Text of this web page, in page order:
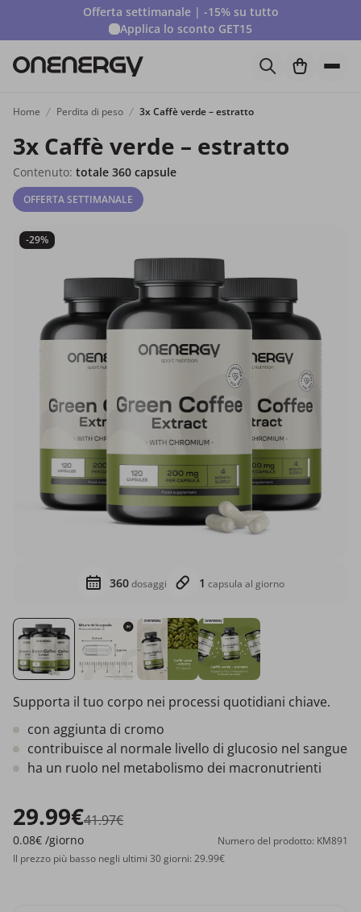
Offerta settimanale | -15% su tutto
Applica lo sconto GET15
Home Perdita di peso 3x Caffè verde – estratto
3x Caffè verde – estratto
Contenuto: totale 360 capsule
OFFERTA SETTIMANALE
-29%
360dosaggi 1 capsula al giorno
Supporta il tuo corpo nei processi quotidiani chiave.
con aggiunta di cromo
contribuisce al normale livello di glucosio nel sangue
ha un ruolo nel metabolismo dei macronutrienti
29.99€41.97€
0.08€ /giorno
Numero del prodotto: KM891
Il prezzo più basso negli ultimi 30 giorni: 29.99€